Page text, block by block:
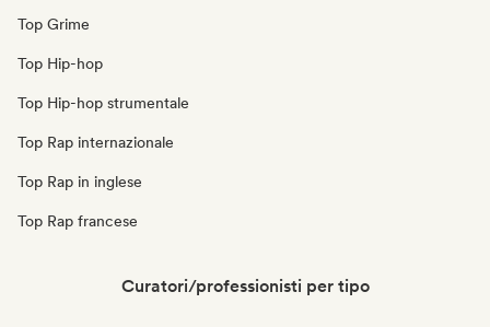
Top Grime
Top Hip-hop
Top Hip-hop strumentale
Top Rap internazionale
Top Rap in inglese
Top Rap francese
Curatori/professionisti per tipo